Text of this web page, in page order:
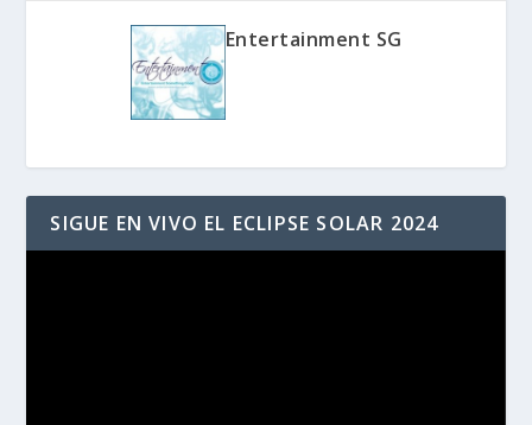
Entertainment SG
SIGUE EN VIVO EL ECLIPSE SOLAR 2024